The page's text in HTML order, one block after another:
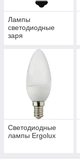
Лампы
светодиодные
заря
Светодиодные
лампы Ergolux